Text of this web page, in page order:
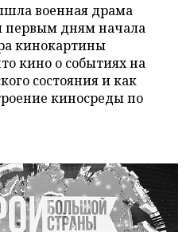
военная драма
первым дням начала
кинокартины
кино о событиях на
состояния и как
киносреды по